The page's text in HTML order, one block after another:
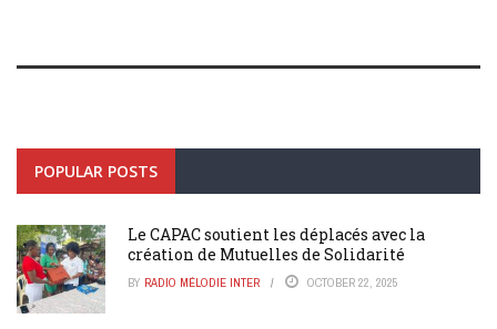
POPULAR POSTS
Le CAPAC soutient les déplacés avec la
création de Mutuelles de Solidarité
BY RADIO MÉLODIE INTER OCTOBER 22, 2025